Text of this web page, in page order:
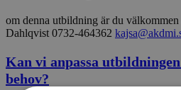
om denna utbildning är du
Dahlqvist 0732-464362
Kan vi anpassa
behov?